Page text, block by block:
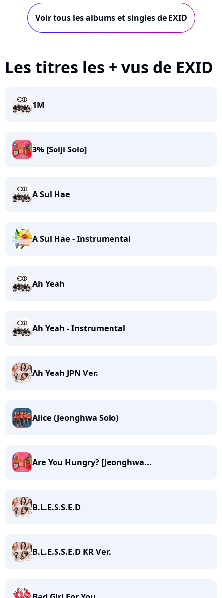
Voir tous les albums et singles de EXID
Les titres les + vus de EXID
1M
3% [Solji Solo]
A Sul Hae
A Sul Hae - Instrumental
Ah Yeah
Ah Yeah - Instrumental
Ah Yeah JPN Ver.
Alice (Jeonghwa Solo)
Are You Hungry? [Jeonghwa...
B.L.E.S.S.E.D
B.L.E.S.S.E.D KR Ver.